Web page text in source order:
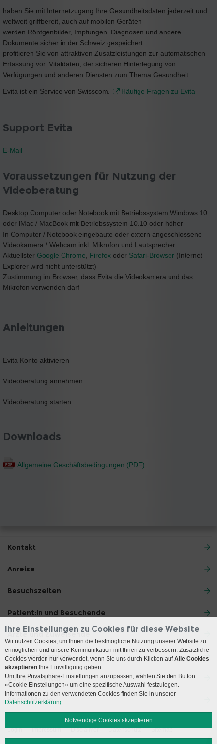
haben Sie mit Internetzugang Ihre Gesundheitsdaten jederzeit und
weltweit griffbereit, auch auf mobilen Geräten
werden Röntgenbilder, Impfungen, Diagnosen und andere
Dokumente sicher in der Schweiz gespeichert
profitieren Sie von attraktiven Zusatzleistungen zur automatischen
Erfassung von Vitaldaten, der sicheren Hinterlegung von
Verfügungen und anderen Diensten zum Thema Gesundheit.
Evita ist ein Service von Swisscom. Häufige Fragen zu Evita
Support Evita
E-Mail
Voraussetzungen für Nutzung der
Videoberatung
Desktop Computer oder Notebook mit Betriebssystem Windows 10
oder iMac / MacBook mit Betriebssystem 10.10 oder höher
In Computer / Notebook eingebaute oder extern angeschlossene
Videokamera / Webcam inkl. Mikrofon und Lautsprecher
Aktuellster Google Chrome Firefox oder Safari-Browser (Internet
Explorer wird nicht unterstützt)
Zustimmung im Browser, dass Evita die Videokamera und das
Mikrofon verwenden darf
Anleitungen
Evita Konto aktivieren
Videoberatung annehmen
Videoberatung starten
Downloads
Allgemeine Geschäftsbedingungen (PDF)
Kontakt
Anreise
Besuchszeiten
Patient:in und Besuchende
Ärzte und Zuweisende
Jobs und Karriere
Das Inselspital
Social Media
Login Impressum Disclaimer Datenschutz Sitemap
Ihre Einstellungen zu Cookies für diese Website
Wir nutzen Cookies, um Ihnen die bestmögliche Nutzung unserer Website zu
ermöglichen und unsere Kommunikation mit Ihnen zu verbessern. Zusätzliche
Cookies werden nur verwendet, wenn Sie uns durch Klicken aufAlle Cookies
akzeptieren Ihre Einwilligung geben.
Um Ihre Privatsphäre-Einstellungen anzupassen, wählen Sie den Button
«Cookie Einstellungen» um eine spezifische Auswahl festzulegen.
Informationen zu den verwendeten Cookies finden Sie in unserer
Datenschutzerklärung.
Notwendige Cookies akzeptieren